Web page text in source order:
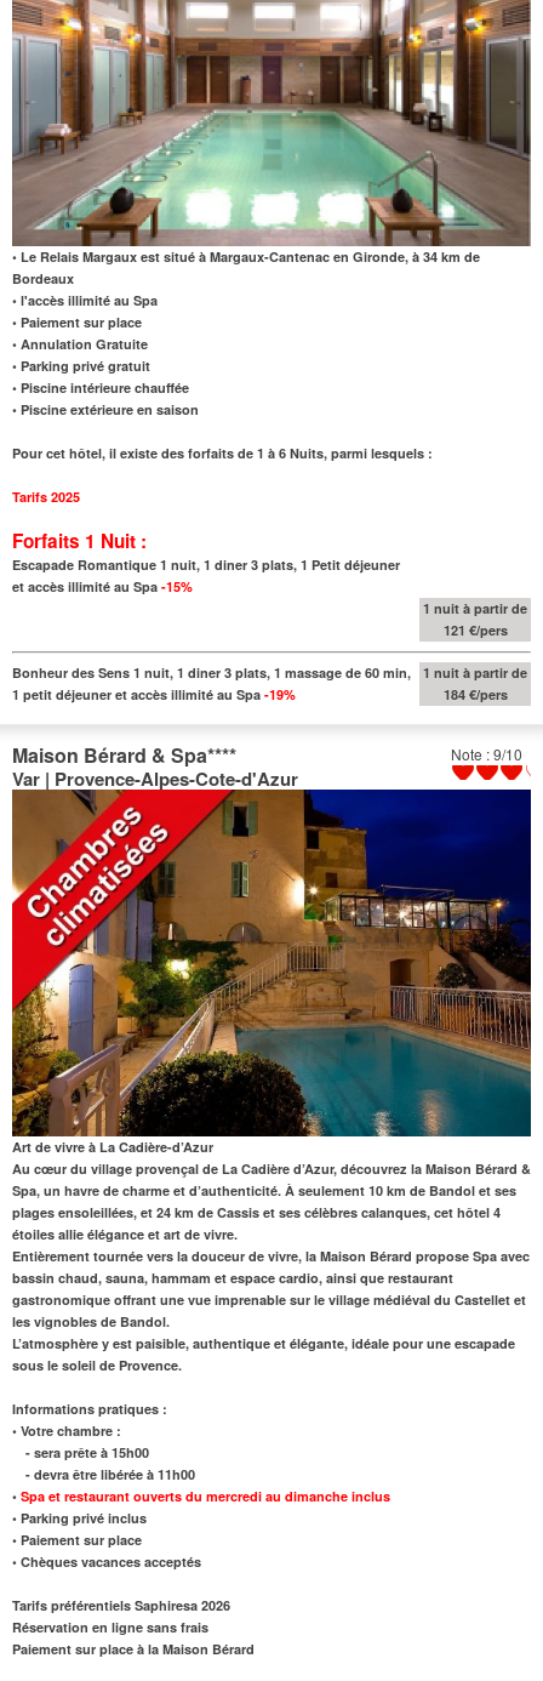
• Le Relais Margaux est situé à Margaux-Cantenac en Gironde, à 34 km de
Bordeaux
• l'accès illimité au Spa
• Paiement sur place
• Annulation Gratuite
• Parking privé gratuit
• Piscine intérieure chauffée
• Piscine extérieure en saison
Pour cet hôtel, il existe des forfaits de 1 à 6 Nuits, parmi lesquels :
Tarifs 2025
Forfaits 1 Nuit :
Escapade Romantique 1 nuit, 1 diner 3 plats, 1 Petit déjeuner
et accès illimité au Spa -15%
1 nuit à partir de
121 €/pers
Bonheur des Sens 1 nuit, 1 diner 3 plats, 1 massage de 60 min,
1 petit déjeuner et accès illimité au Spa -19%
1 nuit à partir de
184 €/pers
Note : 9/10
Maison Bérard & Spa****
Var | Provence-Alpes-Cote-d'Azur
Art de vivre à La Cadière-d’Azur
Au cœur du village provençal de La Cadière d’Azur, découvrez la Maison Bérard &
Spa, un havre de charme et d’authenticité. À seulement 10 km de Bandol et ses
plages ensoleillées, et 24 km de Cassis et ses célèbres calanques, cet hôtel 4
étoiles allie élégance et art de vivre.
Entièrement tournée vers la douceur de vivre, la Maison Bérard propose Spa avec
bassin chaud, sauna, hammam et espace cardio, ainsi que restaurant
gastronomique offrant une vue imprenable sur le village médiéval du Castellet et
les vignobles de Bandol.
L’atmosphère y est paisible, authentique et élégante, idéale pour une escapade
sous le soleil de Provence.
Informations pratiques :
• Votre chambre :
- sera prête à 15h00
- devra être libérée à 11h00
• Spa et restaurant ouverts du mercredi au dimanche inclus
• Parking privé inclus
• Paiement sur place
• Chèques vacances acceptés
Tarifs préférentiels Saphiresa 2026
Réservation en ligne sans frais
Paiement sur place à la Maison Bérard